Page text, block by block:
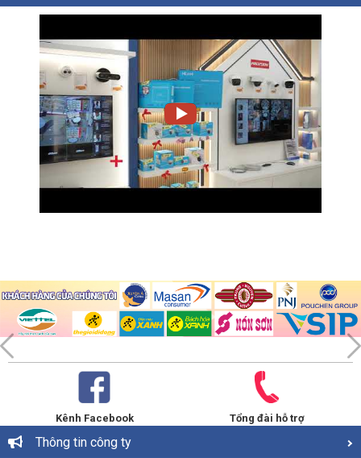
Kênh Facebook Tổng đài hỗ trợ
Thông tin công ty